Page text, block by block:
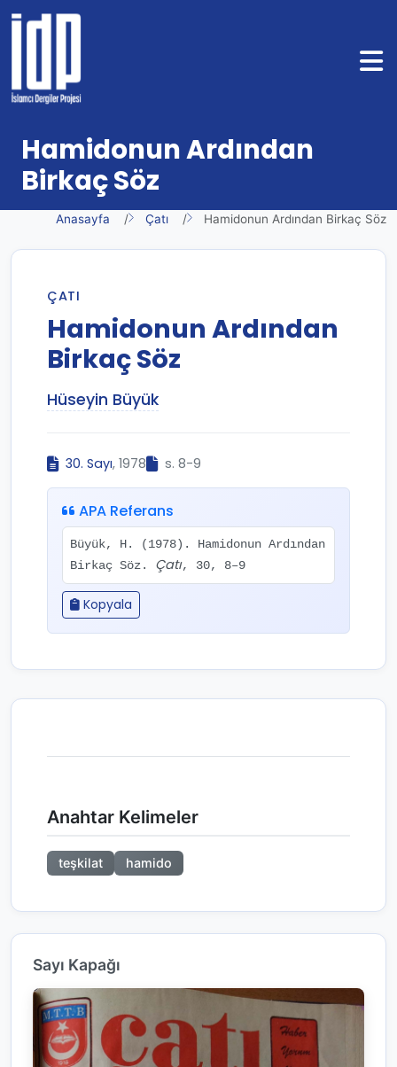
Hamidonun Ardından
Birkaç Söz
Anasayfa Çatı Hamidonun Ardından Birkaç Söz
ÇATI
Hamidonun Ardından
Birkaç Söz
Hüseyin Büyük
30. Sayı, 1978 s. 8-9
APA Referans
Büyük, H. (1978). Hamidonun Ardından
Birkaç Söz. Çatı, 30, 8–9
Kopyala
Anahtar Kelimeler
teşkilat hamido
Sayı Kapağı